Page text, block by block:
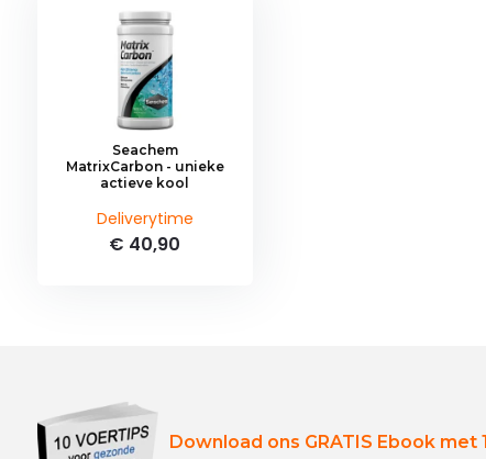
Seachem
MatrixCarbon - unieke
actieve kool
Deliverytime
€ 40,90
Download ons GRATIS Ebook met